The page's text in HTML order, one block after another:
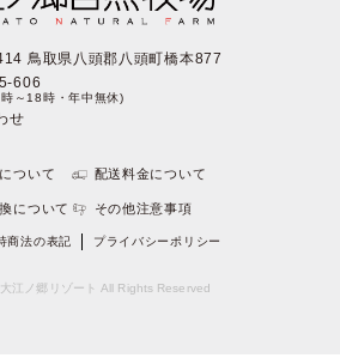
鳥取県八頭郡八頭町橋本877
606
～18時・年中無休)
せ
ついて 配送料金について
について その他注意事項
商法の表記 プライバシーポリシー
江ノ郷リゾート All Rights Reserved